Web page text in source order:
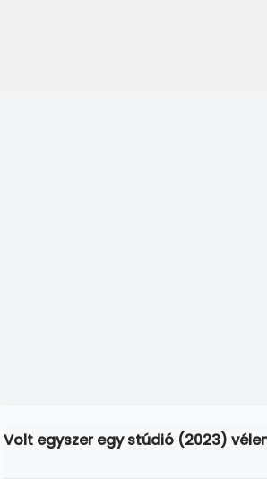
Volt egyszer egy stúdió (2023)